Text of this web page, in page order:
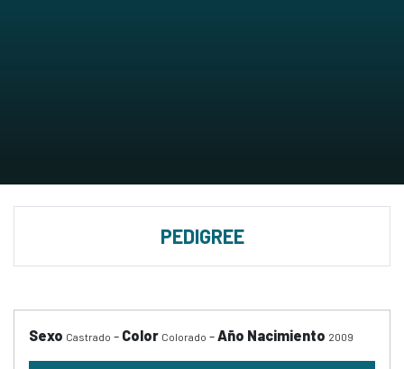
PEDIGREE
Sexo Castrado - Color Colorado -Año Nacimiento 2009